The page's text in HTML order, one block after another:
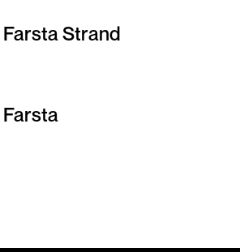
Strand